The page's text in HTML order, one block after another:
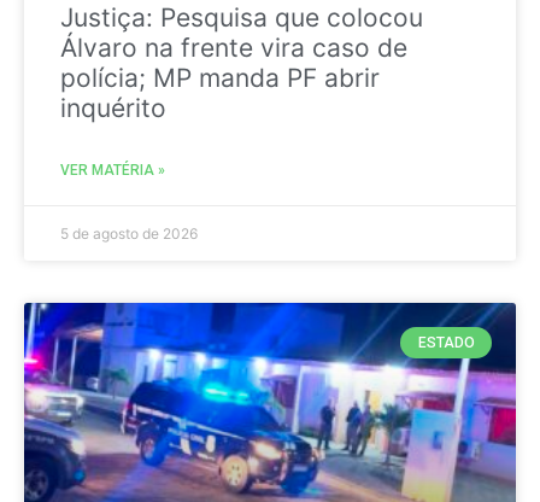
Justiça: Pesquisa que colocou
Álvaro na frente vira caso de
polícia; MP manda PF abrir
inquérito
VER MATÉRIA »
5 de agosto de 2026
ESTADO